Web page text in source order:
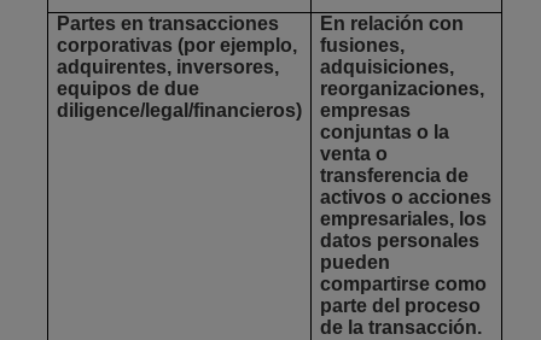
Partes en transacciones
corporativas (por ejemplo,
adquirentes, inversores,
equipos de due
diligence/legal/financieros)
En relación con
fusiones,
adquisiciones,
reorganizaciones,
empresas
conjuntas o la
venta o
transferencia de
activos o acciones
empresariales, los
datos personales
pueden
compartirse como
parte del proceso
de la transacción.